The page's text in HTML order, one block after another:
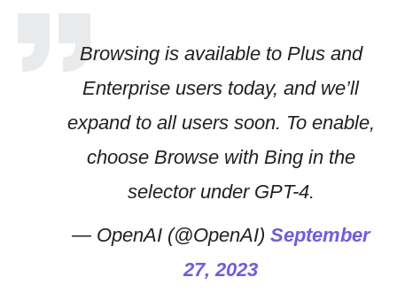
Browsing is available to Plus and
Enterprise users today, and we’ll
expand to all users soon. To enable,
choose Browse with Bing in the
selector under GPT-4.
— OpenAI (@OpenAI) September
27, 2023